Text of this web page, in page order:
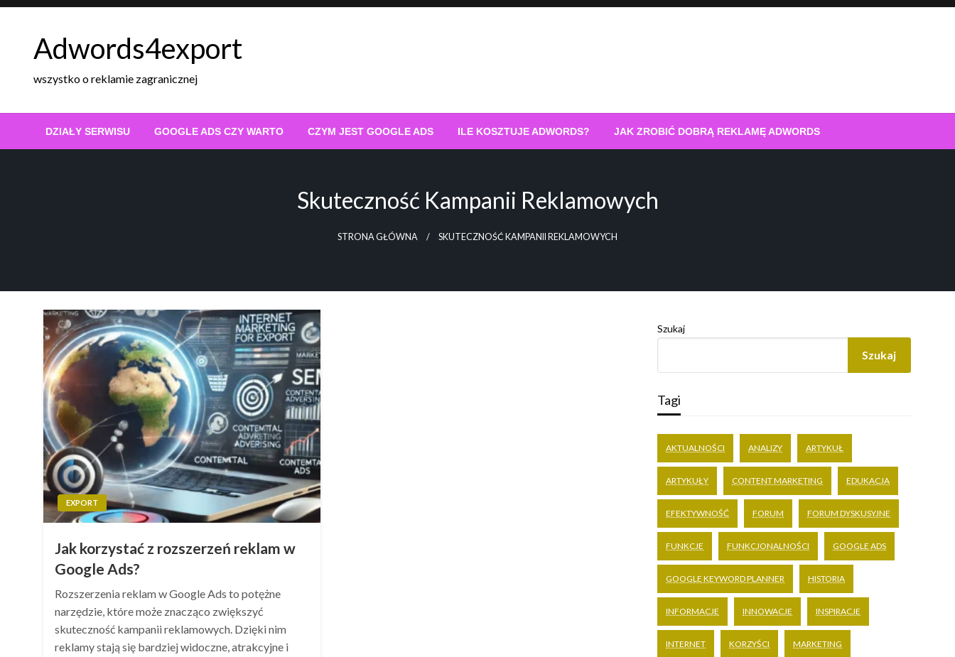
Skip
Adwords4export
wszystko o reklamie zagranicznej
DZIAŁY SERWISU GOOGLE ADS CZY WARTO CZYM JEST GOOGLE ADS ILE KOSZTUJE ADWORDS? JAK ZROBIĆ DOBRĄ REKLAMĘ ADWORDS
Skuteczność Kampanii Reklamowych
STRONA GŁÓWNA SKUTECZNOŚĆ KAMPANII REKLAMOWYCH
EXPORT
Jak korzystać z rozszerzeń reklam w
Google Ads?
Rozszerzenia reklam w Google Ads to potężne
narzędzie, które może znacząco zwiększyć
skuteczność kampanii reklamowych. Dzięki nim
reklamy stają się bardziej widoczne, atrakcyjne i
Szukaj
Szukaj
Tagi
AKTUALNOŚCI ANALIZY ARTYKUŁ
ARTYKUŁY CONTENT MARKETING EDUKACJA
EFEKTYWNOŚĆ FORUM FORUM DYSKUSYJNE
FUNKCJE FUNKCJONALNOŚCI GOOGLE ADS
GOOGLE KEYWORD PLANNER HISTORIA
INFORMACJE INNOWACJE INSPIRACJE
INTERNET KORZYŚCI MARKETING